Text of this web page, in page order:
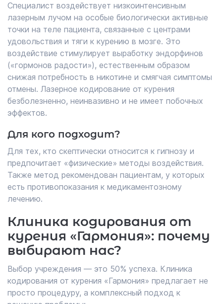
Специалист воздействует низкоинтенсивным
лазерным лучом на особые биологически активные
точки на теле пациента, связанные с центрами
удовольствия и тяги к курению в мозге. Это
воздействие стимулирует выработку эндорфинов
(«гормонов радости»), естественным образом
снижая потребность в никотине и смягчая симптомы
отмены. Лазерное кодирование от курения
безболезненно, неинвазивно и не имеет побочных
эффектов.
Для кого подходит?
Для тех, кто скептически относится к гипнозу и
предпочитает «физические» методы воздействия.
Также метод рекомендован пациентам, у которых
есть противопоказания к медикаментозному
лечению.
Клиника кодирования от
курения «Гармония»: почему
выбирают нас?
Выбор учреждения — это 50% успеха. Клиника
кодирования от курения «Гармония» предлагает не
просто процедуру, а комплексный подход к